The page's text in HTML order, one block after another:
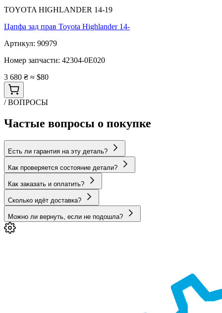
TOYOTA HIGHLANDER 14-19
Цапфа зад прав Toyota Highlander 14-
Артикул: 90979
Номер запчасти: 42304-0E020
3 680 ₴ ≈ $80
/ ВОПРОСЫ
Частые вопросы о покупке
Есть ли гарантия на эту деталь?
Как проверяется состояние детали?
Как заказать и оплатить?
Сколько идёт доставка?
Можно ли вернуть, если не подошла?